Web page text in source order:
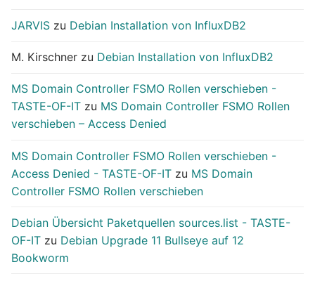
JARVIS zu Debian Installation von InfluxDB2
M. Kirschner zu Debian Installation von InfluxDB2
MS Domain Controller FSMO Rollen verschieben -
TASTE-OF-IT zu MS Domain Controller FSMO Rollen
verschieben – Access Denied
MS Domain Controller FSMO Rollen verschieben -
Access Denied - TASTE-OF-IT zu MS Domain
Controller FSMO Rollen verschieben
Debian Übersicht Paketquellen sources.list - TASTE-
OF-IT zu Debian Upgrade 11 Bullseye auf 12
Bookworm